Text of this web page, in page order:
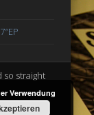
so straight
and
Verwendung